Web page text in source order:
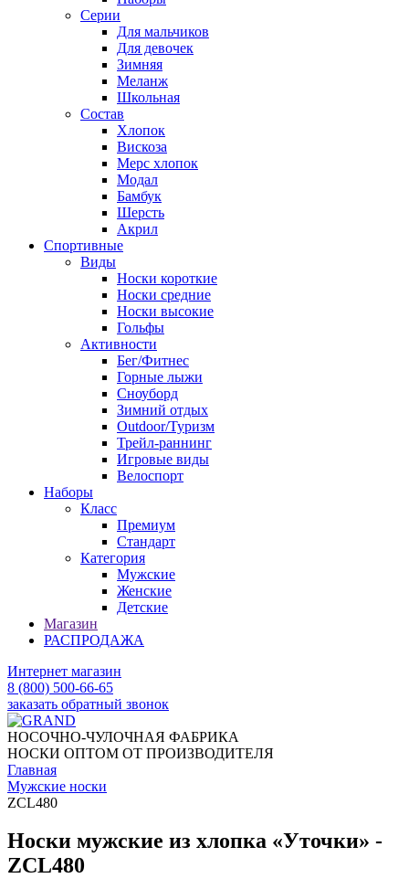
Серии
Для мальчиков
Для девочек
Зимняя
Меланж
Школьная
Состав
Хлопок
Вискоза
Мерс хлопок
Модал
Бамбук
Шерсть
Акрил
Спортивные
Виды
Носки короткие
Носки средние
Носки высокие
Гольфы
Активности
Бег/Фитнес
Горные лыжи
Сноуборд
Зимний отдых
Outdoor/Туризм
Трейл-раннинг
Игровые виды
Велоспорт
Наборы
Класс
Премиум
Стандарт
Категория
Мужские
Женские
Детские
Магазин
РАСПРОДАЖА
Интернет магазин
8 (800) 500-66-65
заказать обратный звонок
НОСОЧНО-ЧУЛОЧНАЯ ФАБРИКА
НОСКИ ОПТОМ ОТ ПРОИЗВОДИТЕЛЯ
Главная
Мужские носки
ZCL480
Носки мужские из хлопка «Уточки» -
ZCL480